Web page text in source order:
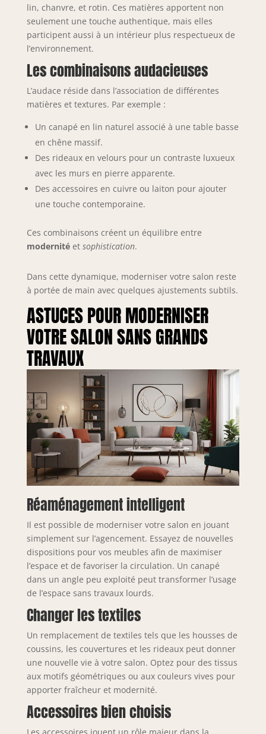
lin, chanvre, et rotin. Ces matières apportent non
seulement une touche authentique, mais elles
participent aussi à un intérieur plus respectueux de
l’environnement.
Les combinaisons audacieuses
L’audace réside dans l’association de différentes
matières et textures. Par exemple :
Un canapé en lin naturel associé à une table basse
en chêne massif.
Des rideaux en velours pour un contraste luxueux
avec les murs en pierre apparente.
Des accessoires en cuivre ou laiton pour ajouter
une touche contemporaine.
Ces combinaisons créent un équilibre entre
modernitéet sophistication.
Dans cette dynamique, moderniser votre salon reste
à portée de main avec quelques ajustements subtils.
ASTUCES POUR MODERNISER
VOTRE SALON SANS GRANDS
TRAVAUX
Réaménagement intelligent
Il est possible de moderniser votre salon en jouant
simplement sur l’agencement. Essayez de nouvelles
dispositions pour vos meubles afin de maximiser
l’espace et de favoriser la circulation. Un canapé
dans un angle peu exploité peut transformer l’usage
de l’espace sans travaux lourds.
Changer les textiles
Un remplacement de textiles tels que les housses de
coussins, les couvertures et les rideaux peut donner
une nouvelle vie à votre salon. Optez pour des tissus
aux motifs géométriques ou aux couleurs vives pour
apporter fraîcheur et modernité.
Accessoires bien choisis
Les accessoires jouent un rôle majeur dans la